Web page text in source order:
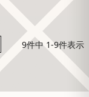
9件中 1-9件表示